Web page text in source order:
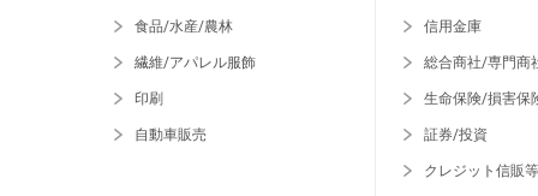
食品/水産/農林
繊維/アパレル服飾
印刷
自動車販売
信用金庫
総合商社/専門商
生命保険/損害保
証券/投資
クレジット信販等